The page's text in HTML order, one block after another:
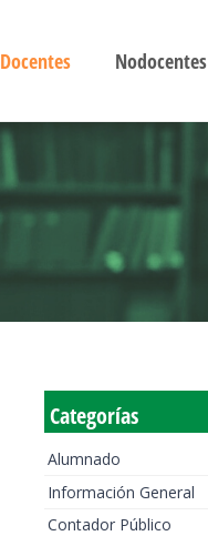
Docentes Nodocentes
Categorías
Alumnado
Información General
Contador Público